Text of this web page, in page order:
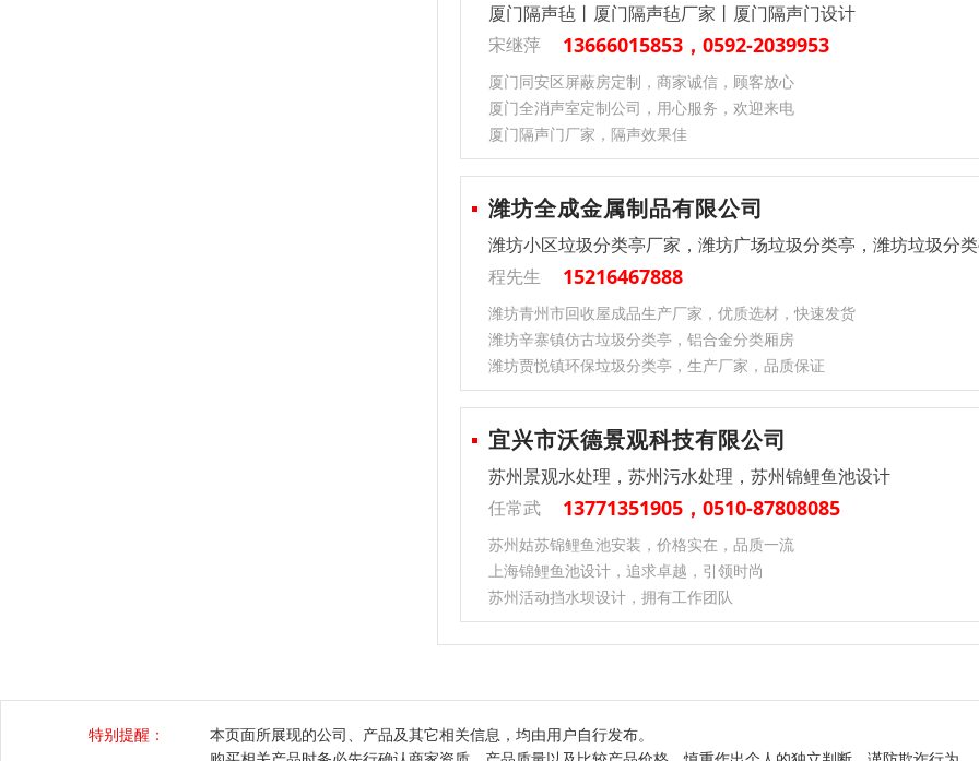
厦门隔声毡丨厦门隔声毡厂家丨厦门隔声门设计
宋继萍
13666015853，0592-2039953
厦门同安区屏蔽房定制，商家诚信，顾客放心
厦门全消声室定制公司，用心服务，欢迎来电
厦门隔声门厂家，隔声效果佳
潍坊全成金属制品有限公司
潍坊小区垃圾分类亭厂家，潍坊广场垃圾分类亭，潍坊垃圾分
程先生
15216467888
潍坊青州市回收屋成品生产厂家，优质选材，快速发货
潍坊辛寨镇仿古垃圾分类亭，铝合金分类厢房
潍坊贾悦镇环保垃圾分类亭，生产厂家，品质保证
宜兴市沃德景观科技有限公司
苏州景观水处理，苏州污水处理，苏州锦鲤鱼池设计
任常武
13771351905，0510-87808085
苏州姑苏锦鲤鱼池安装，价格实在，品质一流
上海锦鲤鱼池设计，追求卓越，引领时尚
苏州活动挡水坝设计，拥有工作团队
特别提醒：
本页面所展现的公司、产品及其它相关信息，均由用户自行发布。